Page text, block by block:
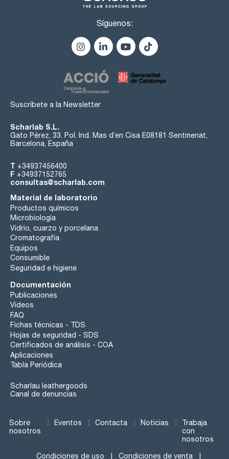
Síguenos:
Suscríbete a la Newsletter
Scharlab S.L.
Gato Pérez, 33. Pol. Ind. Mas d’en Cisa E08181 Sentmenat,
Barcelona, España
T +34937456400
F +34937152765
consultas@scharlab.com
Material de laboratorio
Productos químicos
Microbiología
Vidrio, cuarzo y porcelana
Cromatografía
Equipos
Consumible
Seguridad e higiene
Documentación
Publicaciones
Videos
FAQ
Fichas técnicas - TDS
Hojas de seguridad - SDS
Certificados de análisis - COA
Aplicaciones
Tabla Periódica
Scharlau leathergoods
Canal de denuncias
Sobre
nosotros
Eventos Contacta Noticias
Trabaja
con
nosotros
Condiciones de uso Condiciones de venta